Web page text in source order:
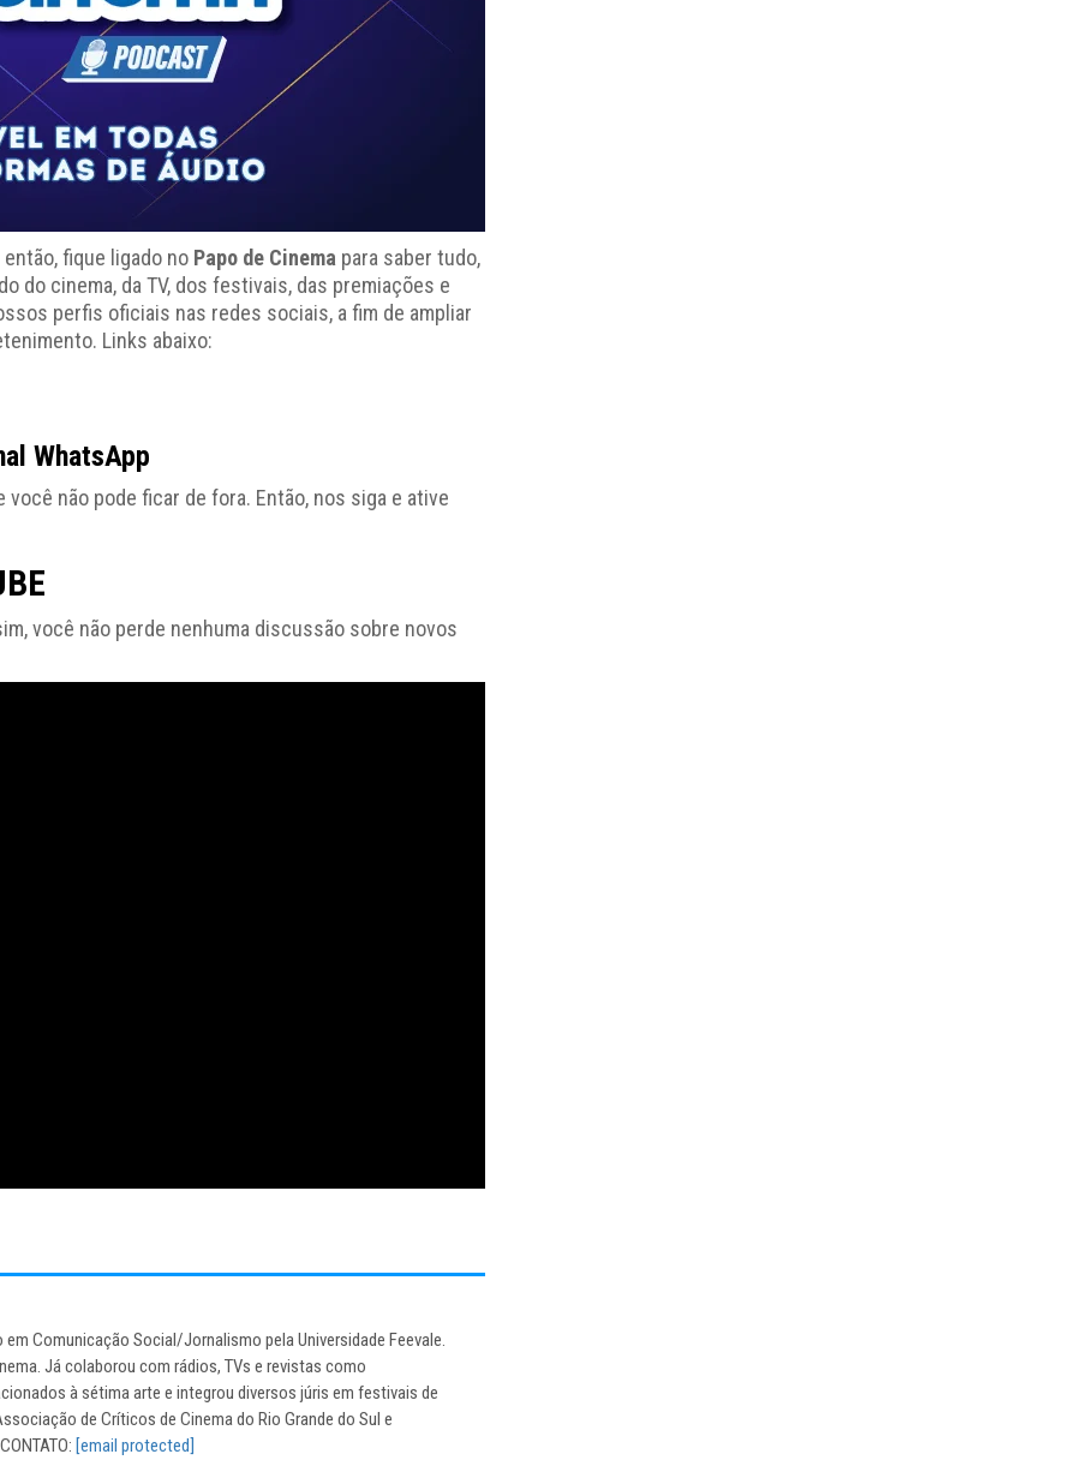
então, fique ligado no Papo de Cinema para saber tudo,
do cinema, da TV, dos festivais, das premiações e
perfis oficiais nas redes sociais, a fim de ampliar
Links abaixo:
WhatsApp
não pode ficar de fora. Então, nos siga e ative
você não perde nenhuma discussão sobre novos
Comunicação Social/Jornalismo pela Universidade Feevale.
Já colaborou com rádios, TVs e revistas como
à sétima arte e integrou diversos júris em festivais de
de Críticos de Cinema do Rio Grande do Sul e
[email protected]